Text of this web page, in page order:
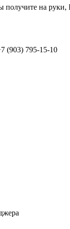
на руки,
(903) 795-15-10